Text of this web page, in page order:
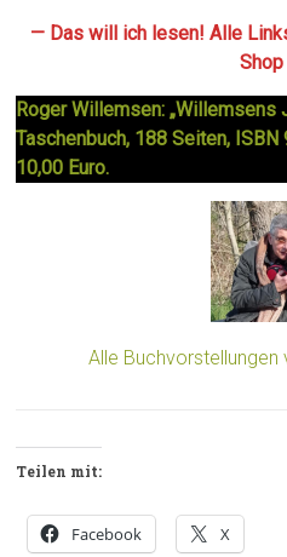
— Das will ich lesen! Alle
Roger Willemsen: „Willemsens
Taschenbuch, 188 Seiten,
10,00 Euro.
Alle Buchvorstellungen
Teilen mit:
Facebook X